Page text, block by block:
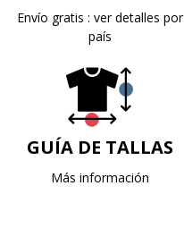
Envío gratis : ver detalles por
país
GUÍA DE TALLAS
Más información